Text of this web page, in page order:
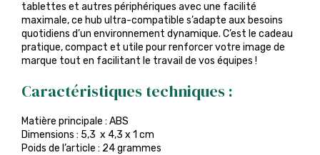
tablettes et autres périphériques avec une facilité
maximale, ce hub ultra-compatible s’adapte aux besoins
quotidiens d’un environnement dynamique. C’est le cadeau
pratique, compact et utile pour renforcer votre image de
marque tout en facilitant le travail de vos équipes !
Caractéristiques techniques :
Matière principale : ABS
Dimensions : 5,3 x 4,3 x 1 cm
Poids de l’article : 24 grammes